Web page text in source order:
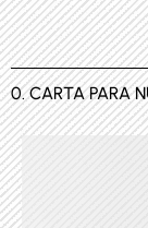
0. CARTA PARA